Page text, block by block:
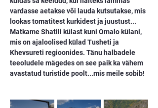
vardasse aetakse või lauda kutsutakse, mis
lookas tomatitest kurkidest ja juustust...
Matkame Shatili külast kuni Omalo külani,
mis on ajaloolised külad Tusheti ja
Khevsureti regioonides. Tänu halbadele
teeoludele mägedes on see paik ka vähem
avastatud turistide poolt...mis meile sobib!